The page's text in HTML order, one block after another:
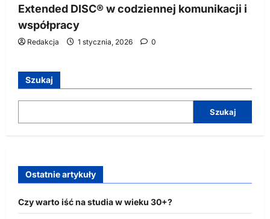
Extended DISC® w codziennej komunikacji i
współpracy
Redakcja 1 stycznia, 2026 0
Szukaj
Szukaj
Ostatnie artykuły
Czy warto iść na studia w wieku 30+?